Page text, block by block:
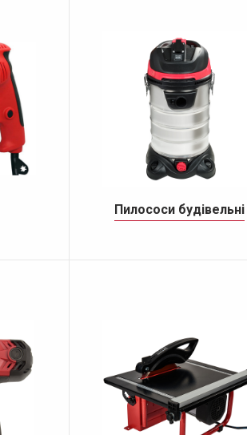
Пилососи будівельні
Пилососи будівельні
Будівельні пилососи
ДЕТАЛЬНІШЕ